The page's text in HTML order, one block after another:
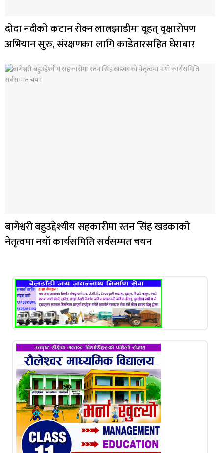
दोदा नदीको कटान रोक्न लालझाडीमा वृहत् वृक्षारोपण
अभियान सुरु, संरक्षणका लागि काडेतारसहित घेराबार
बागेश्वरी बहुउद्देश्यीय सहकारीमा रतन सिंह खडकाको
नेतृत्वमा नयाँ कार्यसमिति सर्वसम्मत चयन